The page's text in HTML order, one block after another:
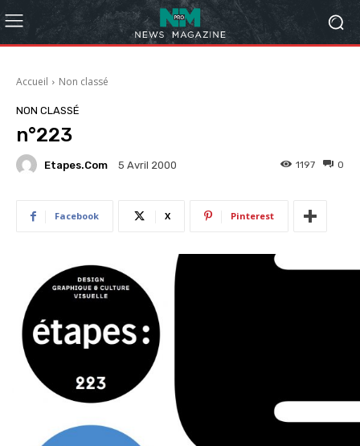
Accueil Non classé
NON CLASSÉ
n°223
Etapes.com 5 Avril 2000 0
1197
Facebook X Pinterest